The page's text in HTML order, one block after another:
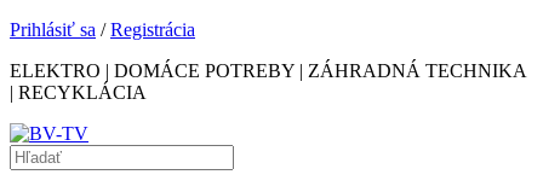
Prihlásiť sa /Registrácia
ELEKTRO | DOMÁCE POTREBY | ZÁHRADNÁ TECHNIKA
| RECYKLÁCIA